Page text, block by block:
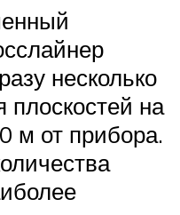
несколько
на
м от прибора.